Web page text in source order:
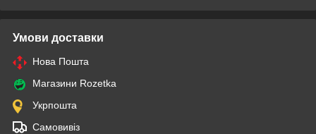
Умови доставки
Нова Пошта
Магазини Rozetka
Укрпошта
Самовивіз